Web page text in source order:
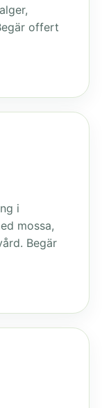
offert
i
mossa,
Begär